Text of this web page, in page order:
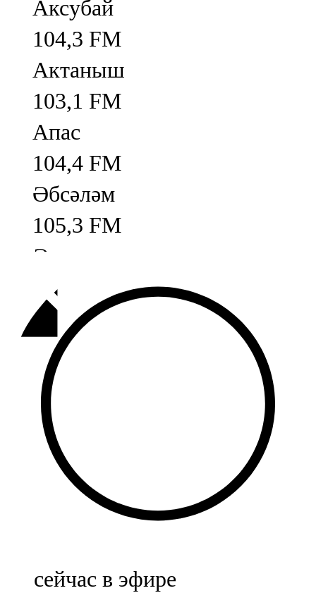
Аксубай
104,3 FM
Актаныш
103,1 FM
Апас
104,4 FM
Әбсәләм
105,3 FM
Әлмәт
92,9 FM
Базарлы матак
107,1 FM
Балык бистәсе
104,9 FM
Баулы
107,5 FM
Биләр
Болгар
сейчас в эфире